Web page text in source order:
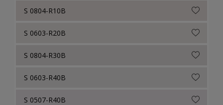
S 0804-R10B
S 0603-R20B
S 0804-R30B
S 0603-R40B
S 0507-R40B